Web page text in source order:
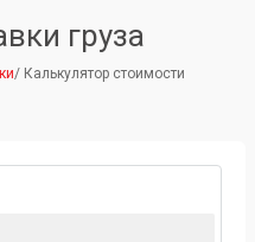
груза
/ Калькулятор стоимости